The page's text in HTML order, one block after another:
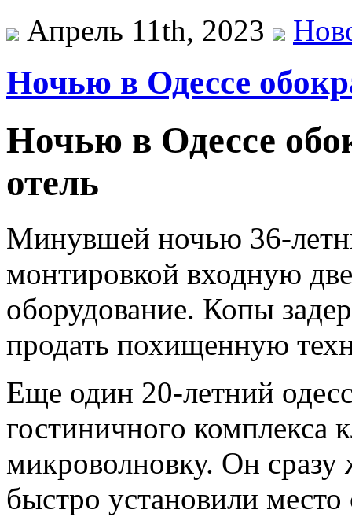
Апрель 11th, 2023
Ночью в Одессе
Ночью в Одессе
отель
Минувшей ночью 36-
монтировкой входную
оборудование. Копы
продать похищенную
Еще один 20-летний
гостиничного комплекса
микроволновку. Он
быстро установили